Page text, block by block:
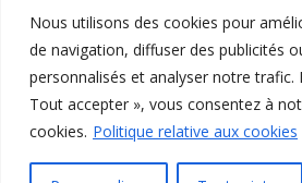
Nous utilisons des cookies pour
de navigation, diffuser des publicités
personnalisés et analyser notre trafic.
Tout accepter », vous consentez à
cookies. Politique relative aux cookies
SFAI INTERNATIONAL
© 2020 EUREX GROUPE | CGV